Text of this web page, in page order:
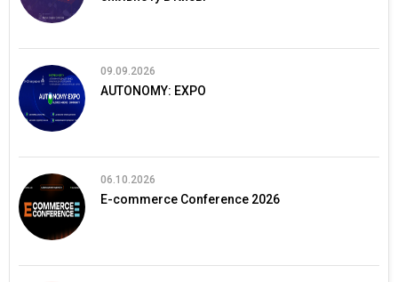
09.09.2026
AUTONOMY: EXPO
06.10.2026
E-commerce Conference 2026